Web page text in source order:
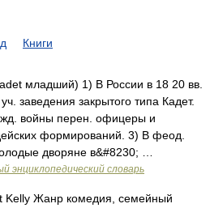
Книги
младший) 1) В России в 18 20 вв.
заведения закрытого типа Кадет.
войны перен. офицеры и
формирований. 3) В феод.
дворяне в&#8230; …
энциклопедический словарь
Kelly Жанр комедия, семейный